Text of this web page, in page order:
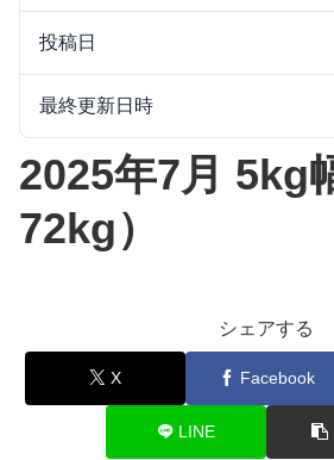
投稿日
最終更新日時
2025年7月 5kg
72kg）
シェアする
X Facebook
LINE